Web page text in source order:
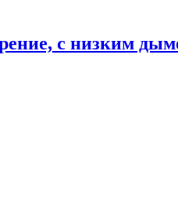
с низким